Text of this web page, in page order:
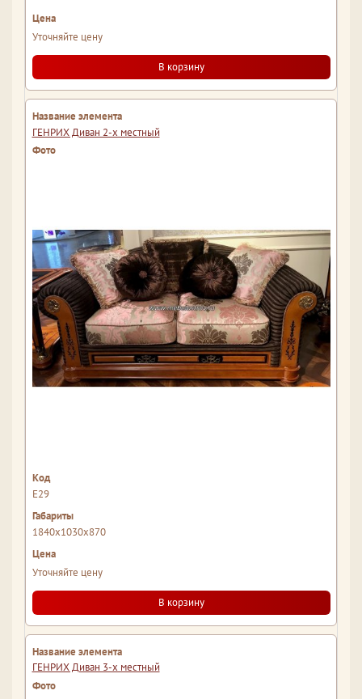
Уточняйте цену
В корзину
ГЕНРИХ Диван 2-х местный
Е29
1840x1030x870
Уточняйте цену
В корзину
ГЕНРИХ Диван 3-х местный